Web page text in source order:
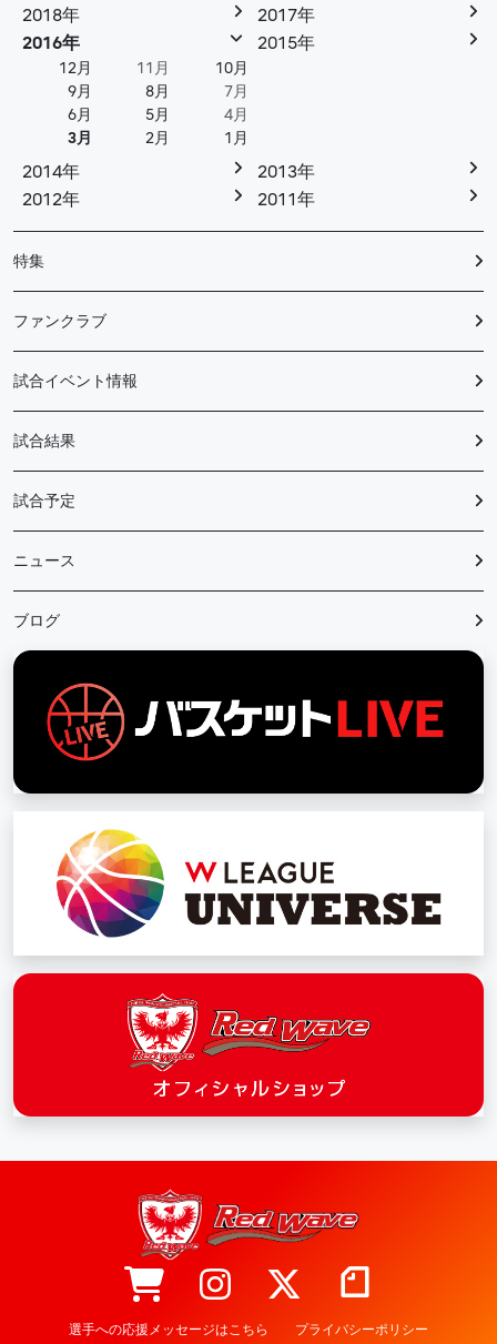
2018年
2017年
2016年
12月 11月
10月
9月
8月
7月
6月
5月
4月
3月
2月 1月
2015年
2014年
2013年
2012年
2011年
特集
ファンクラブ
試合イベント情報
試合結果
試合予定
ニュース
ブログ
選手への応援メッセージはこちら プライバシーポリシー